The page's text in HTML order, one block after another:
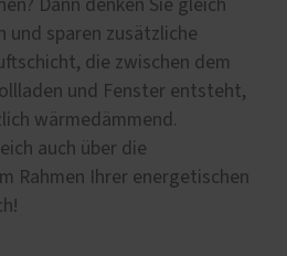
Dann denken Sie gleich
und sparen zusätzliche
die zwischen dem
und Fenster entsteht,
wärmedämmend.
auch über die
Rahmen Ihrer energetischen